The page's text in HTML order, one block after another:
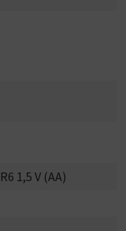
1,5 V (AA)